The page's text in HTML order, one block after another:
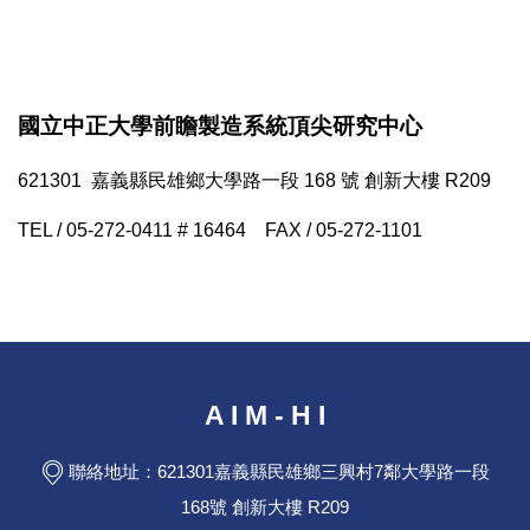
國立中正大學前瞻製造系統頂尖研究中心
621301 嘉義縣民雄鄉大學路一段 168 號 創新大樓 R209
TEL / 05-272-0411 # 16464 FAX / 05-272-1101
A I M - H I
聯絡地址：621301嘉義縣民雄鄉三興村7鄰大學路一段
168號 創新大樓 R209